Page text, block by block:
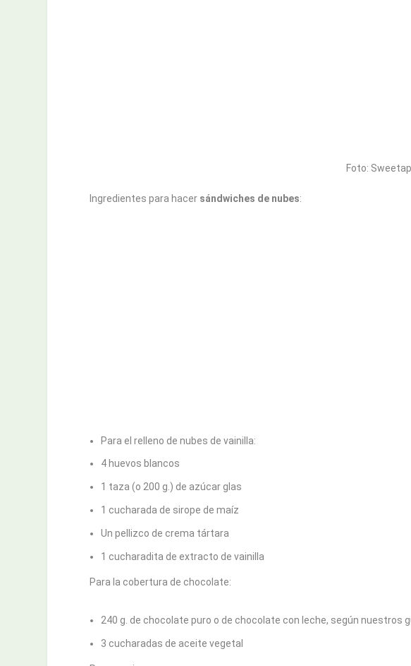
Foto:
Ingredientes para hacer sándwiches de nubes:
Para el relleno de nubes de vainilla:
4 huevos blancos
1 taza (o 200 g.) de azúcar glas
1 cucharada de sirope de maíz
Un pellizco de crema tártara
1 cucharadita de extracto de vainilla
Para la cobertura de chocolate:
240 g. de chocolate puro o de chocolate con leche, según nuestros
3 cucharadas de aceite vegetal